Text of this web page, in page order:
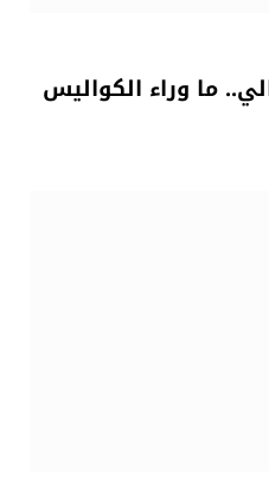
ما وراء الكواليس